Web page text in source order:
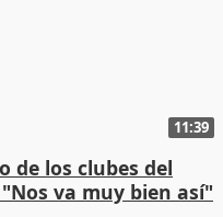
11:39
de los clubes del
va muy bien así"